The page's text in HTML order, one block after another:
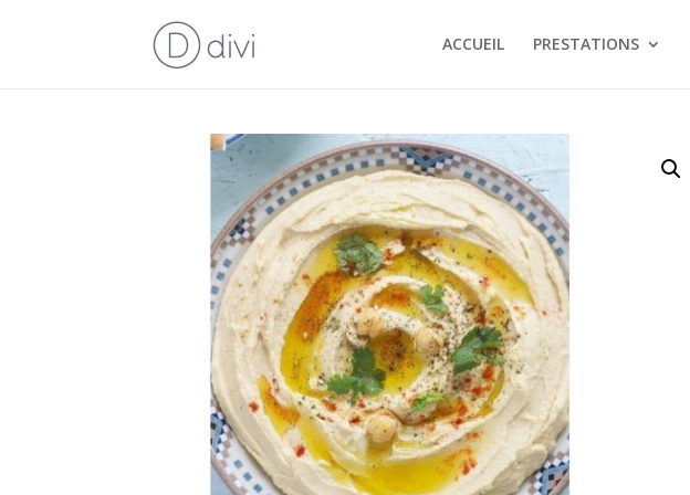
ACCUEIL PRESTATIONS